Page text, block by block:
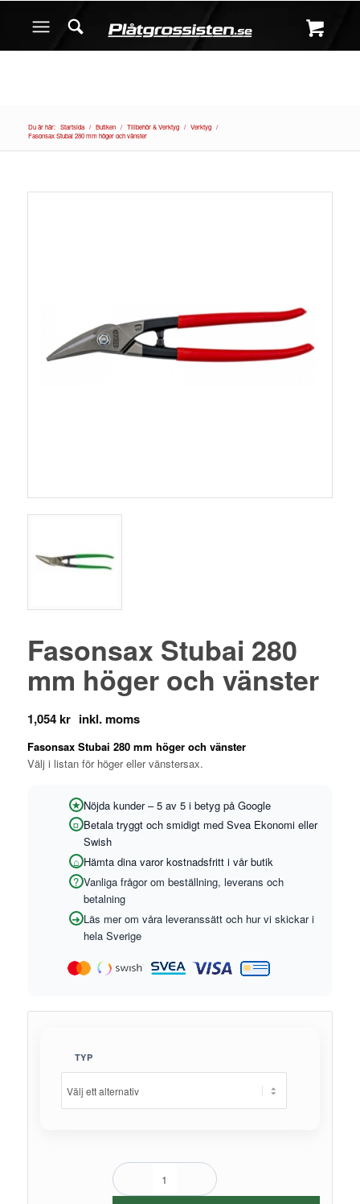
Du är här: Startsida / Butiken / Tillbehör & Verktyg / Verktyg /
Fasonsax Stubai 280 mm höger och vänster
Fasonsax Stubai 280
mm höger och vänster
1,054kr
Fasonsax Stubai 280 mm höger och vänster
Välj i listan för höger eller vänstersax.
Nöjda kunder – 5 av 5 i betyg på Google
Betala tryggt och smidigt med Svea Ekonomi eller
Swish
Hämta dina varor kostnadsfritt i vår butik
Vanliga frågor om beställning, leverans och
betalning
Läs mer om våra leveranssätt och hur vi skickar i
hela Sverige
TYP